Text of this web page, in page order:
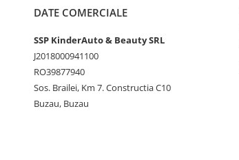
DATE COMERCIALE
SSP KinderAuto & Beauty SRL
J2018000941100
RO39877940
Sos. Brailei, Km 7. Constructia C10
Buzau, Buzau